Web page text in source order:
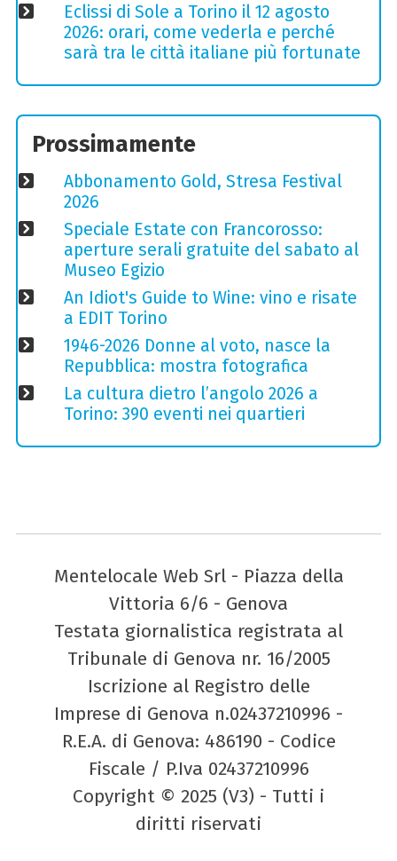
Eclissi di Sole a Torino il 12 agosto
2026: orari, come vederla e perché
sarà tra le città italiane più fortunate
Prossimamente
Abbonamento Gold, Stresa Festival
2026
Speciale Estate con Francorosso:
aperture serali gratuite del sabato al
Museo Egizio
An Idiot's Guide to Wine: vino e risate
a EDIT Torino
1946-2026 Donne al voto, nasce la
Repubblica: mostra fotografica
La cultura dietro l’angolo 2026 a
Torino: 390 eventi nei quartieri
Mentelocale Web Srl - Piazza della
Vittoria 6/6 - Genova
Testata giornalistica registrata al
Tribunale di Genova nr. 16/2005
Iscrizione al Registro delle
Imprese di Genova n.02437210996 -
R.E.A. di Genova: 486190 - Codice
Fiscale / P.Iva 02437210996
Copyright © 2025 (V3) - Tutti i
diritti riservati